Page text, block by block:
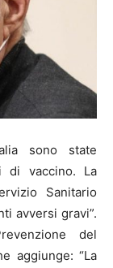
sono state
di vaccino. La
Sanitario
avversi gravi”.
del
aggiunge: “La